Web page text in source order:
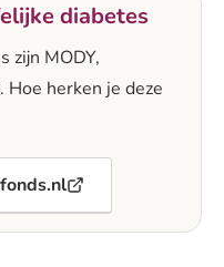
diabetes
zijn MODY,
Hoe herken je deze